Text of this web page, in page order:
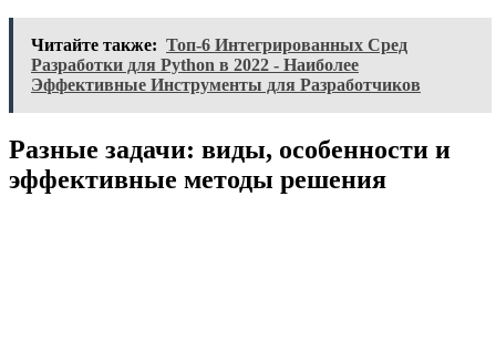
Читайте также: Топ-6 Интегрированных Сред
Разработки для Python в 2022 - Наиболее
Эффективные Инструменты для Разработчиков
Разные задачи: виды, особенности и
эффективные методы решения